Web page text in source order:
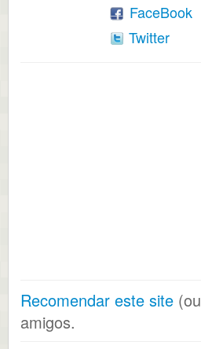
FaceBook
Twitter
Recomendar este site (ou
amigos.